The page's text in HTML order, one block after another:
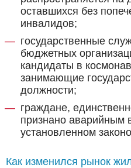
оставшихся без
инвалидов;
государственные
бюджетных
кандидаты в
занимающие
должности;
граждане,
признано аварийным
установленном
Как изменился рынок